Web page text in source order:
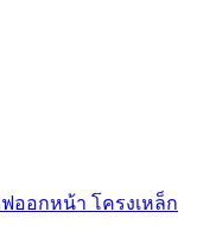
ออกหน้า โครงเหล็ก